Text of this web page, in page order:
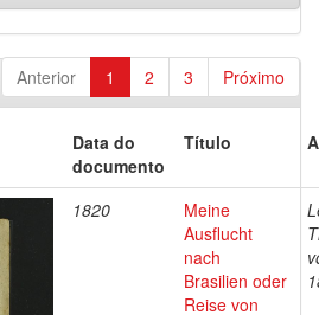
Anterior 1 2 3 Próximo
Data do
documento
Título
1820
Meine
Ausflucht
nach
Brasilien oder
Reise von